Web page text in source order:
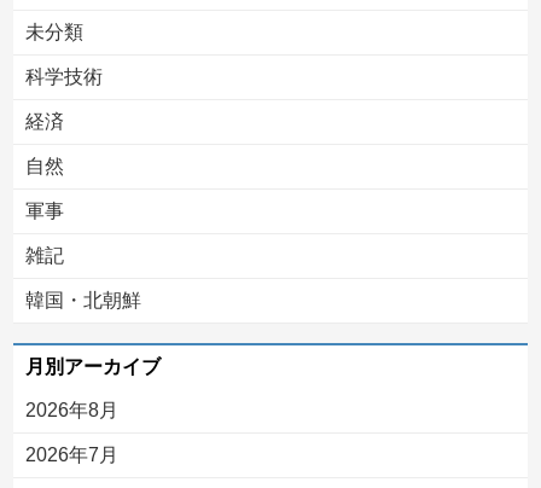
未分類
科学技術
経済
自然
軍事
雑記
韓国・北朝鮮
月別アーカイブ
2026年8月
2026年7月